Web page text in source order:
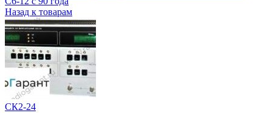
Назад к товарам
СК2-24